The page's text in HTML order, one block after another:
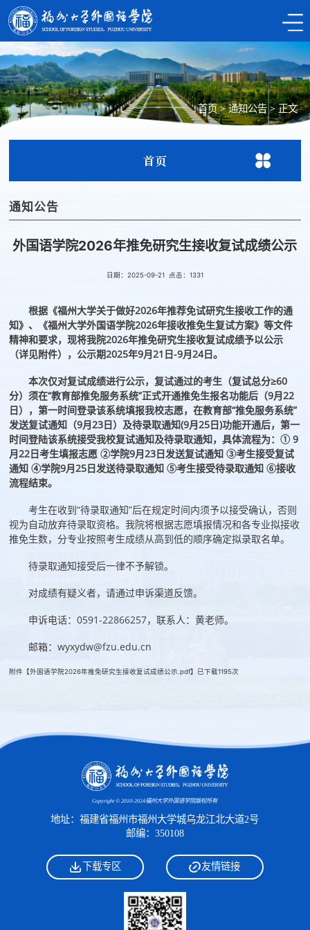
首页>通知公告>正文
首页
通知公告
外国语学院2026年推免研究生接收复试成绩公示
日期：2025-09-21 点击： 1331
根据《福州大学关于做好2026年推荐免试研究生接收工作的通
知》、《福州大学外国语学院2026年接收推免生复试方案》等文件
精神和要求，现将我院2026年推免研究生接收复试成绩予以公示
（详见附件），公示期2025年9月21日-9月24日。
本次仅对复试成绩进行公示，复试通过的考生（复试总分≥60
分）须在“教育部推免服务系统”正式开通推免生报名功能后（9月22
日），第一时间登录该系统填报我校志愿，在教育部“推免服务系统”
发送复试通知（9月23日）及待录取通知(9月25日)功能开通后，第一
时间登陆该系统接受我校复试通知及待录取通知，具体流程为：① 9
月22日考生填报志愿 ②学院9月23日发送复试通知 ③考生接受复试
通知 ④学院9月25日发送待录取通知 ⑤考生接受待录取通知 ⑥接收
流程结束。
考生在收到“待录取通知”后在规定时间内须予以接受确认，否则
视为自动放弃待录取资格。我院将根据志愿填报情况和各专业拟接收
推免生数，分专业按照考生成绩从高到低的顺序确定拟录取名单。
待录取通知接受后一律不予解锁。
对成绩有疑义者，请通过申诉渠道反馈。
申诉电话：0591-22866257，联系人：黄老师。
邮箱：wyxydw@fzu.edu.cn
附件【外国语学院2026年推免研究生接收复试成绩公示.pdf】已下载1195次
Copyright © 2010-2024福州大学外国语学院版权所有
地址：福建省福州市福州大学城乌龙江北大道2号
邮编：350108
下载专区 友情链接